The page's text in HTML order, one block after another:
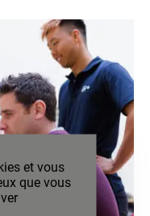
et vous
que vous